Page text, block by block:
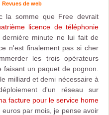
Revues de web
la somme que Free devrait
licence de téléphonie
minute ne lui fait de
n'est finalement pas si cher
les trois opérateurs
un paquet de pognon.
milliard et demi nécessaire à
d'un réseau sur
facture pour le service home
par mois, je pense avoir